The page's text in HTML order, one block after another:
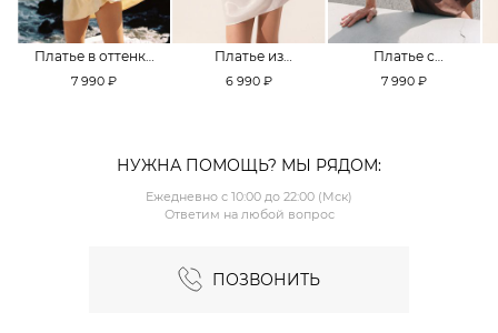
Платье в оттенке
Pale Banana
7 990 ₽
Платье из
смесовой вискозы
6 990 ₽
Платье с
кружевной
7 990 ₽
НУЖНА ПОМОЩЬ? МЫ РЯДОМ:
ПОЗВОНИТЬ
Ежедневно с 10:00 до 22:00 (Мск)
Ответим на любой вопрос